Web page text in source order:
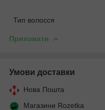
Тип волосся
Приховати
Умови доставки
Нова Пошта
Магазини Rozetka